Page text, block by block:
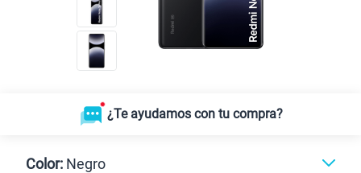
¿Te ayudamos con tu compra?
Color: Negro